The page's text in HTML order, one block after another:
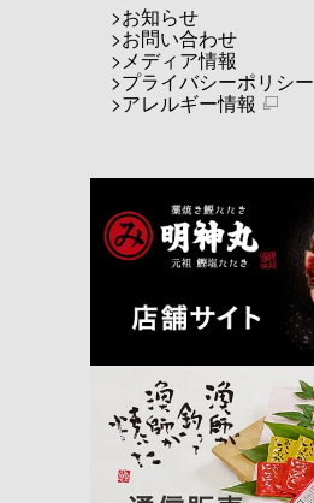
お知らせ
お問い合わせ
メディア情報
プライバシーポリシー
アレルギー情報